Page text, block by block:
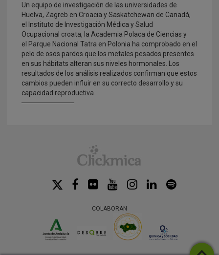
Un equipo de investigación de las universidades de
Huelva, Zagreb en Croacia y Saskatchewan de Canadá,
el Instituto de Investigación Médica y Salud
Ocupacional croata, la Academia Polaca de Ciencias y
el Parque Nacional Tatra en Polonia ha comprobado en el
pelo de osos pardos que los metales pesados presentes
en sus hábitats alteran sus niveles hormonales. Los
resultados de los análisis realizados confirman que estos
cambios pueden influir en su correcto desarrollo y su
capacidad reproductiva.
COLABORAN